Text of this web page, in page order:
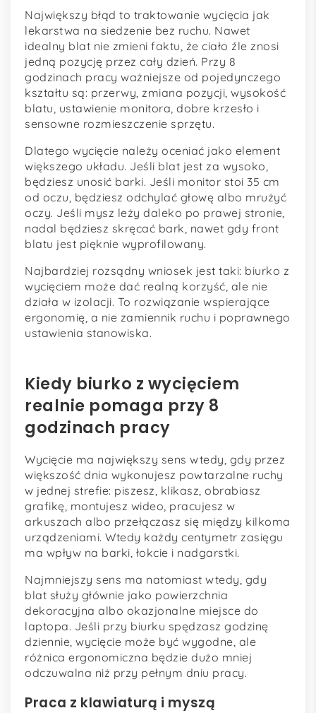
Największy błąd to traktowanie wycięcia jak
lekarstwa na siedzenie bez ruchu. Nawet
idealny blat nie zmieni faktu, że ciało źle znosi
jedną pozycję przez cały dzień. Przy 8
godzinach pracy ważniejsze od pojedynczego
kształtu są: przerwy, zmiana pozycji, wysokość
blatu, ustawienie monitora, dobre krzesło i
sensowne rozmieszczenie sprzętu.
Dlatego wycięcie należy oceniać jako element
większego układu. Jeśli blat jest za wysoko,
będziesz unosić barki. Jeśli monitor stoi 35 cm
od oczu, będziesz odchylać głowę albo mrużyć
oczy. Jeśli mysz leży daleko po prawej stronie,
nadal będziesz skręcać bark, nawet gdy front
blatu jest pięknie wyprofilowany.
Najbardziej rozsądny wniosek jest taki: biurko z
wycięciem może dać realną korzyść, ale nie
działa w izolacji. To rozwiązanie wspierające
ergonomię, a nie zamiennik ruchu i poprawnego
ustawienia stanowiska.
Kiedy biurko z wycięciem
realnie pomaga przy 8
godzinach pracy
Wycięcie ma największy sens wtedy, gdy przez
większość dnia wykonujesz powtarzalne ruchy
w jednej strefie: piszesz, klikasz, obrabiasz
grafikę, montujesz wideo, pracujesz w
arkuszach albo przełączasz się między kilkoma
urządzeniami. Wtedy każdy centymetr zasięgu
ma wpływ na barki, łokcie i nadgarstki.
Najmniejszy sens ma natomiast wtedy, gdy
blat służy głównie jako powierzchnia
dekoracyjna albo okazjonalne miejsce do
laptopa. Jeśli przy biurku spędzasz godzinę
dziennie, wycięcie może być wygodne, ale
różnica ergonomiczna będzie dużo mniej
odczuwalna niż przy pełnym dniu pracy.
Praca z klawiaturą i myszą